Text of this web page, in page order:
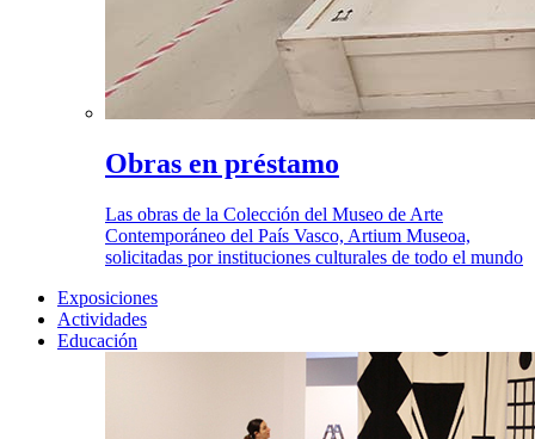
Obras en préstamo
Las obras de la Colección del Museo de Arte
Contemporáneo del País Vasco, Artium Museoa,
solicitadas por instituciones culturales de todo el mundo
Exposiciones
Actividades
Educación